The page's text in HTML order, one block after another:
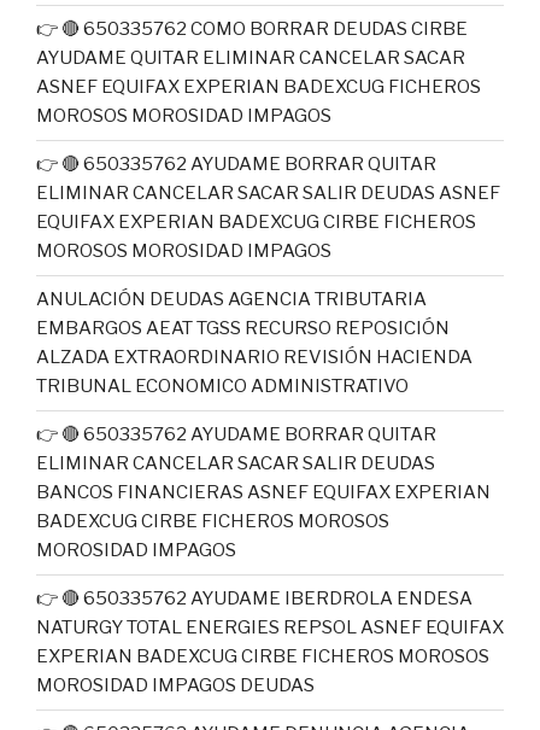
👉 🔴 650335762 COMO BORRAR DEUDAS CIRBE
AYUDAME QUITAR ELIMINAR CANCELAR SACAR
ASNEF EQUIFAX EXPERIAN BADEXCUG FICHEROS
MOROSOS MOROSIDAD IMPAGOS
👉 🔴 650335762 AYUDAME BORRAR QUITAR
ELIMINAR CANCELAR SACAR SALIR DEUDAS ASNEF
EQUIFAX EXPERIAN BADEXCUG CIRBE FICHEROS
MOROSOS MOROSIDAD IMPAGOS
ANULACIÓN DEUDAS AGENCIA TRIBUTARIA
EMBARGOS AEAT TGSS RECURSO REPOSICIÓN
ALZADA EXTRAORDINARIO REVISIÓN HACIENDA
TRIBUNAL ECONOMICO ADMINISTRATIVO
👉 🔴 650335762 AYUDAME BORRAR QUITAR
ELIMINAR CANCELAR SACAR SALIR DEUDAS
BANCOS FINANCIERAS ASNEF EQUIFAX EXPERIAN
BADEXCUG CIRBE FICHEROS MOROSOS
MOROSIDAD IMPAGOS
👉 🔴 650335762 AYUDAME IBERDROLA ENDESA
NATURGY TOTAL ENERGIES REPSOL ASNEF EQUIFAX
EXPERIAN BADEXCUG CIRBE FICHEROS MOROSOS
MOROSIDAD IMPAGOS DEUDAS